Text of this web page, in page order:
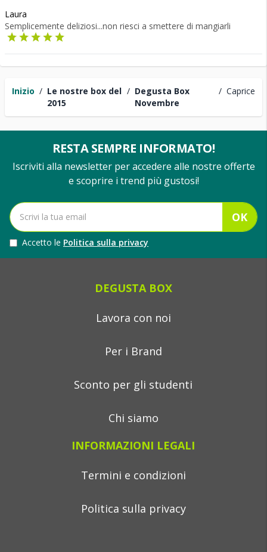
Inizio / Le nostre box del
2015
/ Degusta Box
Novembre
/ Caprice
Laura
Semplicemente deliziosi...non riesci a smettere di mangiarli
RESTA SEMPRE INFORMATO!
Iscriviti alla newsletter per accedere alle nostre offerte
e scoprire i trend più gustosi!
OK
Accetto le Politica sulla privacy
DEGUSTA BOX
Lavora con noi
Per i Brand
Sconto per gli studenti
Chi siamo
INFORMAZIONI LEGALI
Termini e condizioni
Politica sulla privacy